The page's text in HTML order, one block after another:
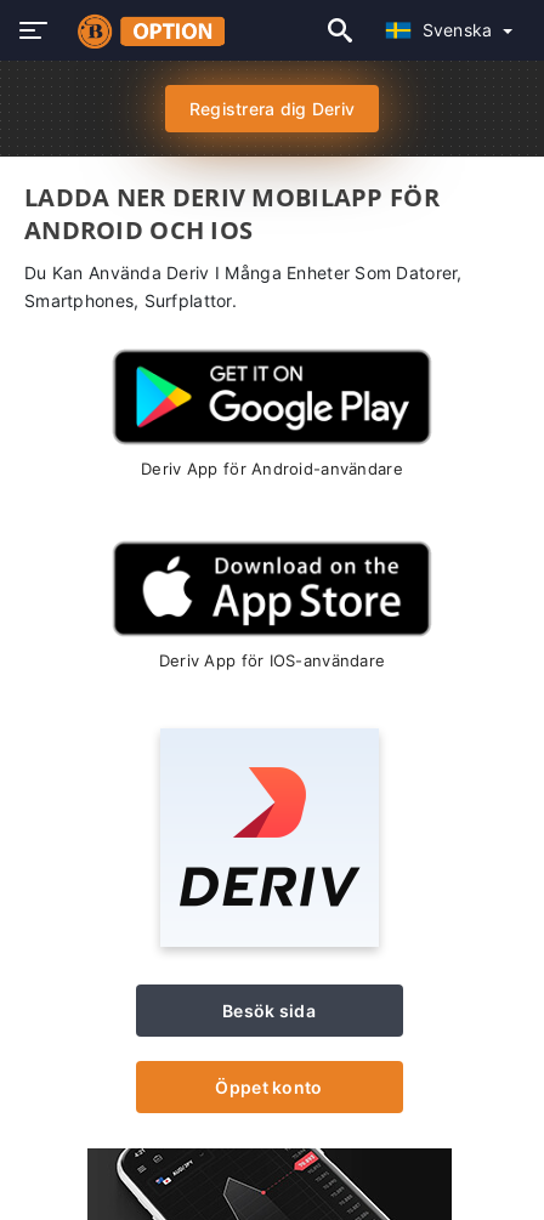
Svenska
Registrera dig Deriv
LADDA NER DERIV MOBILAPP FÖR
ANDROID OCH IOS
Du Kan Använda Deriv I Många Enheter Som Datorer,
Smartphones, Surfplattor.
Deriv App för Android-användare
Deriv App för IOS-användare
Besök sida
Öppet konto